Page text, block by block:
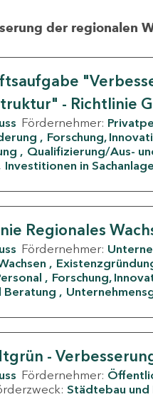
der regionalen
- Richtlinie
Fördernehmer:
Forschung,
Qualifizierung/Aus-
Investitionen in
Regionales
Fördernehmer:
Forschung,
Beratung
-
Fördernehmer:
Städtebau und